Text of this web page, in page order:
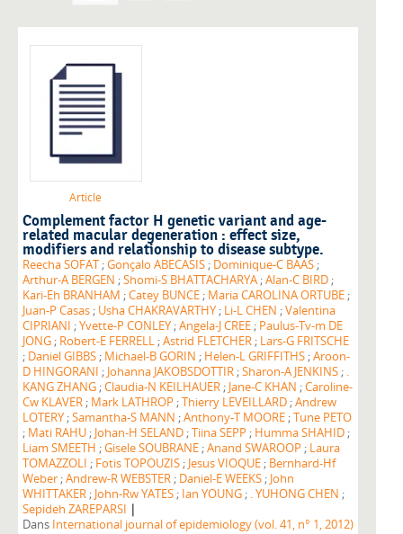
Article
Complement factor H genetic variant and age-
related macular degeneration : effect size,
modifiers and relationship to disease subtype.
Reecha SOFAT ;Gonçalo ABECASIS ; Dominique-C BAAS ;
Arthur-A BERGEN ;Shomi-S BHATTACHARYA ;Alan-C BIRD ;
Kari-Eh BRANHAM ;Catey BUNCE ; Maria CAROLINA ORTUBE ;
Juan-P Casas ; Usha CHAKRAVARTHY ; Li-L CHEN ;Valentina
CIPRIANI ;Yvette-P CONLEY ;Angela-J CREE ; Paulus-Tv-m DE
JONG ; Robert-E FERRELL ;Astrid FLETCHER ; Lars-G FRITSCHE
; Daniel GIBBS ; Michael-B GORIN ; Helen-L GRIFFITHS ;Aroon-
D HINGORANI ; Johanna JAKOBSDOTTIR ;Sharon-A JENKINS ; .
KANG ZHANG ;Claudia-N KEILHAUER ; Jane-C KHAN ;Caroline-
Cw KLAVER ; Mark LATHROP ;Thierry LEVEILLARD ;Andrew
LOTERY ;Samantha-S MANN ;Anthony-T MOORE ;Tune PETO
; Mati RAHU ; Johan-H SELAND ;Tiina SEPP ; Humma SHAHID ;
Liam SMEETH ;Gisele SOUBRANE ;Anand SWAROOP ; Laura
TOMAZZOLI ; Fotis TOPOUZIS ; Jesus VIOQUE ; Bernhard-Hf
Weber ;Andrew-R WEBSTER ; Daniel-E WEEKS ; John
WHITTAKER ; John-Rw YATES ; Ian YOUNG ; . YUHONG CHEN ;
Sepideh ZAREPARSI |
Dans International journal of epidemiology (vol. 41, n° 1, 2012)